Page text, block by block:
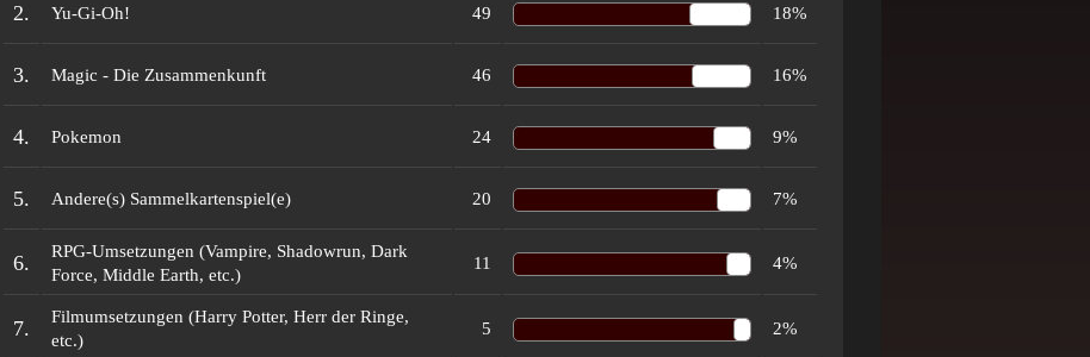
2. Yu-Gi-Oh! 49 18%
3. Magic - Die Zusammenkunft 46 16%
4. Pokemon 24 9%
5. Andere(s) Sammelkartenspiel(e) 20 7%
6.
RPG-Umsetzungen (Vampire, Shadowrun, Dark
Force, Middle Earth, etc.)
11 4%
7.
Filmumsetzungen (Harry Potter, Herr der Ringe,
etc.)
5 2%